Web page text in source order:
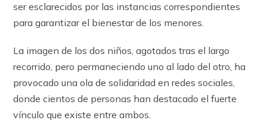
ser esclarecidos por las instancias correspondientes
para garantizar el bienestar de los menores.
La imagen de los dos niños, agotados tras el largo
recorrido, pero permaneciendo uno al lado del otro, ha
provocado una ola de solidaridad en redes sociales,
donde cientos de personas han destacado el fuerte
vínculo que existe entre ambos.